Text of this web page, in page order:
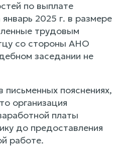
по выплате
2025 г. в размере
трудовым
со стороны АНО
заседании не
письменных пояснениях,
организация
платы
до предоставления
работе.